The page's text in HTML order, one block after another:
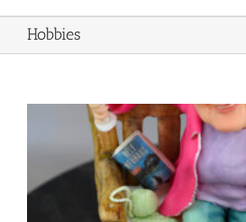
Hobbies